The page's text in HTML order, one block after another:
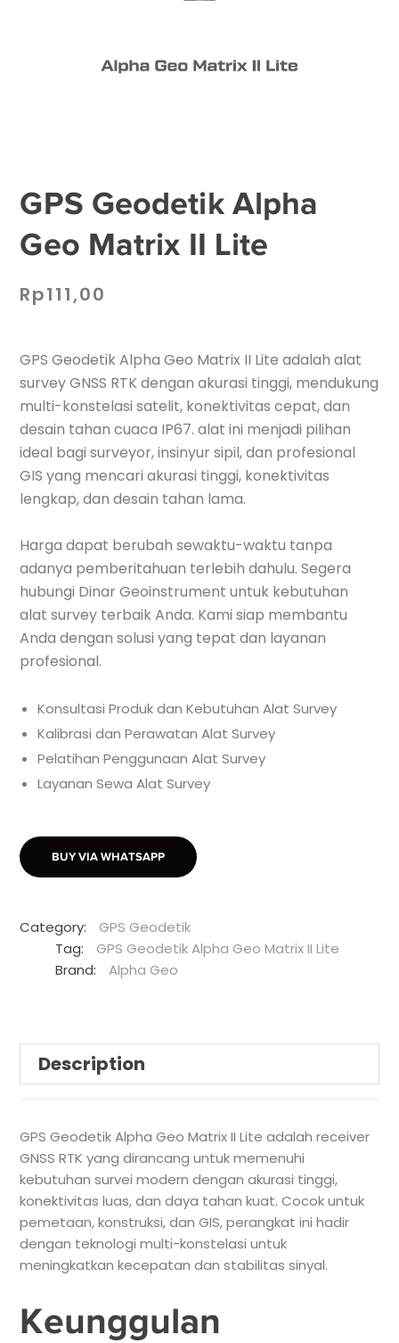
GPS Geodetik Alpha
Geo Matrix II Lite
Rp111,00
GPS Geodetik Alpha Geo Matrix II Lite adalah alat
survey GNSS RTK dengan akurasi tinggi, mendukung
multi-konstelasi satelit, konektivitas cepat, dan
desain tahan cuaca IP67. alat ini menjadi pilihan
ideal bagi surveyor, insinyur sipil, dan profesional
GIS yang mencari akurasi tinggi, konektivitas
lengkap, dan desain tahan lama.
Harga dapat berubah sewaktu-waktu tanpa
adanya pemberitahuan terlebih dahulu. Segera
hubungi Dinar Geoinstrument untuk kebutuhan
alat survey terbaik Anda. Kami siap membantu
Anda dengan solusi yang tepat dan layanan
profesional.
Konsultasi Produk dan Kebutuhan Alat Survey
Kalibrasi dan Perawatan Alat Survey
Pelatihan Penggunaan Alat Survey
Layanan Sewa Alat Survey
BUY VIA WHATSAPP
Category:
GPS Geodetik
Tag:
GPS Geodetik Alpha Geo Matrix II Lite
Brand:
Alpha Geo
Description
GPS Geodetik Alpha Geo Matrix II Lite adalah receiver
GNSS RTK yang dirancang untuk memenuhi
kebutuhan survei modern dengan akurasi tinggi,
konektivitas luas, dan daya tahan kuat. Cocok untuk
pemetaan, konstruksi, dan GIS, perangkat ini hadir
dengan teknologi multi-konstelasi untuk
meningkatkan kecepatan dan stabilitas sinyal.
Keunggulan